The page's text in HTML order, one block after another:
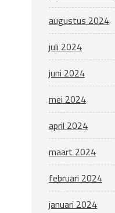
augustus 2024
juli 2024
juni 2024
mei 2024
april 2024
maart 2024
februari 2024
januari 2024